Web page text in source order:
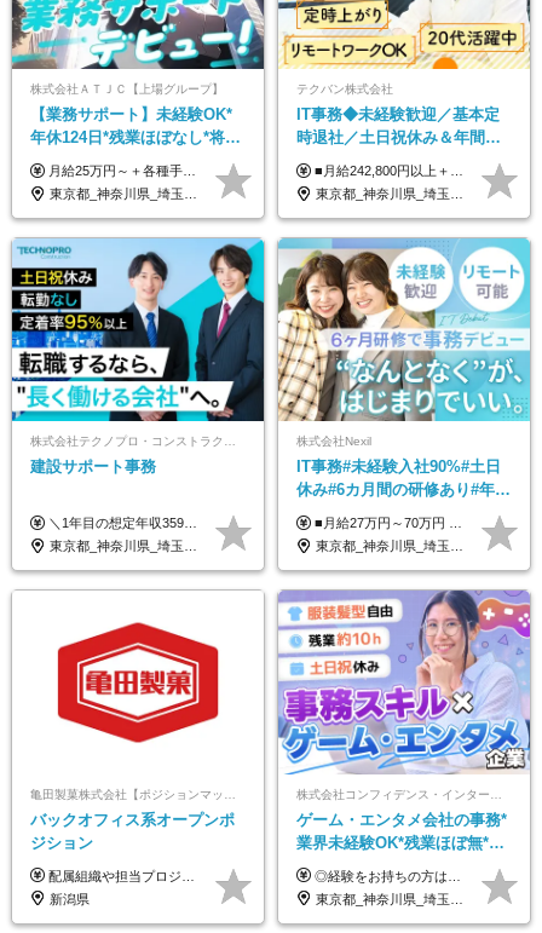
株式会社ＡＴＪＣ【上場グループ】
【業務サポート】未経験OK*
年休124日*残業ほぼなし*将来
活かせる専門スキル
月給25万円～＋各種手当（家族、資格、住宅など） ★ご経験をお持ちの方は前職給与保証！ ※試用期間は6ヶ月 ※上記には固定残業代（33,784円～／20時間分）を含みます。超過分は追加支給致します。 ※経験・スキル・能力を考慮して決定します。ご経験者の方の経験フェーズは不問です。 ＜各種手当＞ 住宅手当／家族手当／資格手当／特別手当など
東京都_神奈川県_埼玉県_千葉県
テクバン株式会社
IT事務◆未経験歓迎／基本定
時退社／土日祝休み＆年間休
日123日／賞与年2回／研修制
度充実／リモートOK
■月給242,800円以上＋諸手当＋賞与年2回＋業績賞与 ※固定残業代32,813円～/20時間分を含む ※超過分は別途支給 ※経験・年齢を考慮の上、当社規定により決定 ※試用期間6ヵ月間（待遇に差異なし）
東京都_神奈川県_埼玉県_千葉県
株式会社テクノプロ・コンストラクション
建設サポート事務
＼1年目の想定年収359万円～407万円／ 下記(1)～(3)のいずれかを、ご希望や適性を考慮したうえで決定します。 (1)月給23万1,000円＋賞与年2回（計2ヶ月分） (2)月給26万5,000円＋賞与なし （一律支給の業績手当6万6,200円を含む） (3)月給29万5,675円＋賞与なし （一律支給の業績手当6万6,200円＋固定残業手当15時間分／3万675円を含む※超過分は別途支給） ▼(3)の場合の入社時研修中の給与 月給26万5,000円＋賞与なし （一律支給の業績手当6万6,200円を含む） ※試用期間は2ヶ月間です。 期間中の給与・待遇に変更はありません。
東京都_神奈川県_埼玉県_千葉県_大阪府_愛知県_北海道_青森県_岩手県_宮城県_秋田県_山形県_福島県_茨城県_栃木県_群馬県_新潟県_山梨県_長野県_富山県_石川県_福井県_静岡県_岐阜県_三重県_兵庫県_京都府_滋賀県_奈良県_和歌山県_広島県_岡山県_鳥取県_島根県_山口県_徳島県_香川県_愛媛県_高知県_福岡県_熊本県_佐賀県_長崎県_大分県_宮崎県_鹿児島県_沖縄県
株式会社Nexil
IT事務#未経験入社90%#土日
休み#6カ月間の研修あり#年休
125日以上#残業月5h以下#リ
モート可
■月給27万円～70万円 ※経験・スキルなどを考慮して決定します。 ※上記金額には固定残業代（月15時間相当分／26,300円～73,500円）を含みます。 超過分は別途支給します。 ★最大200万円の昇給アップを叶えたメンバーも！ ￣￣￣V￣￣￣￣￣￣￣￣￣￣￣￣￣￣￣￣￣￣￣ 社員の頑張りはしっかり評価・還元！ はじめは経験がなくても、頑張り次第で早期キャリアアップも狙える環境が充実！ 実際に、昇給で最大200万円給与が上がった先輩社員も活躍中！ 社員のモチベーションも高く維持しながら働けます◎ ★一人でも多くの方とお会いしたいと考えています！ ￣￣￣V￣￣￣￣￣￣￣￣￣￣￣￣￣￣￣￣￣￣￣￣ 現在活躍中の先輩たちの前職は、営業や飲食、 美容師や銀行員、アパレル店員など、多彩！ パソコンが苦手だったメンバーも今では第一線で活躍中です！
東京都_神奈川県_埼玉県_千葉県_大阪府_愛知県_北海道_青森県_岩手県_宮城県_秋田県_山形県_福島県_茨城県_栃木県_群馬県_新潟県_山梨県_長野県_富山県_石川県_福井県_静岡県_岐阜県_三重県_兵庫県_京都府_滋賀県_奈良県_和歌山県_広島県_岡山県_鳥取県_島根県_山口県_徳島県_香川県_愛媛県_高知県_福岡県_熊本県_佐賀県_長崎県_大分県_宮崎県_鹿児島県_沖縄県
バックオフィス系オープンポ
ジション
配属組織や担当プロジェクトにより異なります。 想定年収：450万円～1100万円 ※ご経験やスキルに応じて決定します。 ※上記想定年収はあくまでも目安の金額であり、 選考を通じて上下する可能性があります。
新潟県
ゲーム・エンタメ会社の事務*
業界未経験OK*残業ほぼ無*土
日祝休み*服装髪型ネイル自由
*好きが活かせる☆
◎経験をお持ちの方は前職給与を考慮します！ 月給21万円～40万円＋残業代＋賞与 ＜評価は『総合評価』を採用＞ 当社では一人ひとりのスキルや貢献度に見合った『総合評価』を行っています。 担当者と定期的に面談を行うため「評価のポイント」や「今後の課題」なども明確。 評価の結果は昇給・賞与でしっかり反映いたします。
東京都_神奈川県_埼玉県_千葉県_大阪府_兵庫県_京都府_福岡県